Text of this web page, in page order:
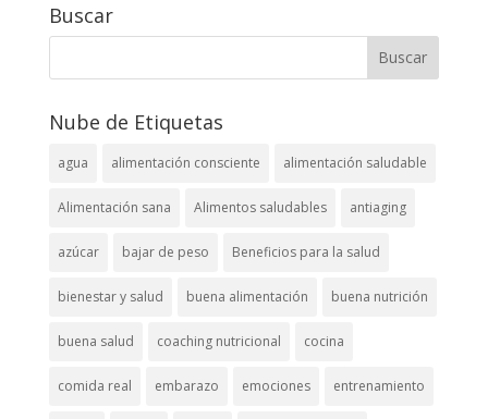
Buscar
Nube de Etiquetas
agua alimentación consciente alimentación saludable
Alimentación sana Alimentos saludables antiaging
azúcar bajar de peso Beneficios para la salud
bienestar y salud buena alimentación buena nutrición
buena salud coaching nutricional cocina
comida real embarazo emociones entrenamiento